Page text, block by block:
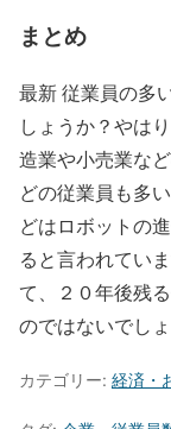
まとめ
最新 従業員の多
しょうか？やは
造業や小売業な
どの従業員も多
どはロボットの
ると言われてい
て、２０年後残
のではないでしょ
カテゴリー: 経済・